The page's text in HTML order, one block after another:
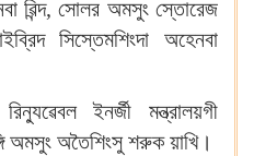
ৱিন্দ, সোলর অমসুং স্তোরেজ
সিস্তেমশিংদা অহেনবা
ইনর্জী মন্ত্রালয়গী
অমসুং অতৈশিংসু শরুক য়াখি।